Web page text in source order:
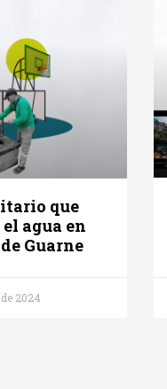
que
agua en
Guarne
2024